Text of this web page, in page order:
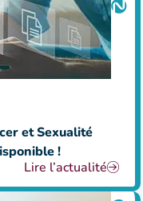
et Sexualité
!
Lire l’actualité